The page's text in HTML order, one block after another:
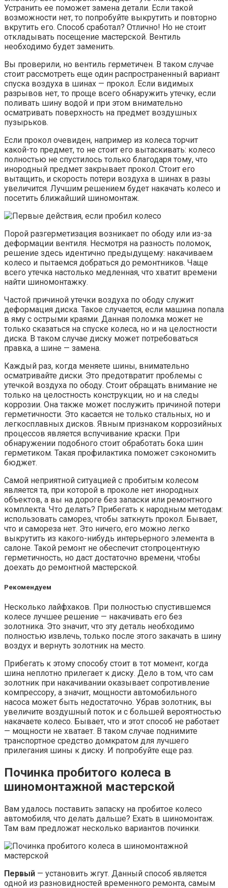
Устранить ее поможет замена детали. Если такой
возможности нет, то попробуйте выкрутить и повторно
вкрутить его. Способ сработал? Отлично! Но не стоит
откладывать посещение мастерской. Вентиль
необходимо будет заменить.
Вы проверили, но вентиль герметичен. В таком случае
стоит рассмотреть еще один распространенный вариант
спуска воздуха в шинах — прокол. Если видимых
разрывов нет, то проще всего обнаружить утечку, если
поливать шину водой и при этом внимательно
осматривать поверхность на предмет воздушных
пузырьков.
Если прокол очевиден, например из колеса торчит
какой-то предмет, то не стоит его вытаскивать: колесо
полностью не спустилось только благодаря тому, что
инородный предмет закрывает прокол. Стоит его
вытащить, и скорость потери воздуха в шинах в разы
увеличится. Лучшим решением будет накачать колесо и
посетить ближайший шиномонтаж.
Порой разгерметизация возникает по ободу или из-за
деформации вентиля. Несмотря на разность поломок,
решение здесь идентично предыдущему: накачиваем
колесо и пытаемся добраться до ремонтников. Чаще
всего утечка настолько медленная, что хватит времени
найти шиномонтажку.
Частой причиной утечки воздуха по ободу служит
деформация диска. Такое случается, если машина попала
в яму с острыми краями. Данная поломка может не
только сказаться на спуске колеса, но и на целостности
диска. В таком случае диску может потребоваться
правка, а шине — замена.
Каждый раз, когда меняете шины, внимательно
осматривайте диски. Это предотвратит проблемы с
утечкой воздуха по ободу. Стоит обращать внимание не
только на целостность конструкции, но и на следы
коррозии. Она также может послужить причиной потери
герметичности. Это касается не только стальных, но и
легкосплавных дисков. Явным признаком коррозийных
процессов является вспучивание краски. При
обнаружении подобного стоит обработать бока шин
герметиком. Такая профилактика поможет сэкономить
бюджет.
Самой неприятной ситуацией с пробитым колесом
является та, при которой в проколе нет инородных
объектов, а вы на дороге без запаски или ремонтного
комплекта. Что делать? Прибегать к народным методам:
использовать саморез, чтобы заткнуть прокол. Бывает,
что и самореза нет. Это ничего, его можно легко
выкрутить из какого-нибудь интерьерного элемента в
салоне. Такой ремонт не обеспечит стопроцентную
герметичность, но даст достаточно времени, чтобы
доехать до ремонтной мастерской.
Рекомендуем
Несколько лайфхаков. При полностью спустившемся
колесе лучшее решение — накачивать его без
золотника. Это значит, что эту деталь необходимо
полностью извлечь, только после этого закачать в шину
воздух и вернуть золотник на место.
Прибегать к этому способу стоит в тот момент, когда
шина неплотно прилегает к диску. Дело в том, что сам
золотник при накачивании оказывает сопротивление
компрессору, а значит, мощности автомобильного
насоса может быть недостаточно. Убрав золотник, вы
увеличите воздушный поток и с большей вероятностью
накачаете колесо. Бывает, что и этот способ не работает
— мощности не хватает. В таком случае поднимите
транспортное средство домкратом для лучшего
прилегания шины к диску. И попробуйте еще раз.
Починка пробитого колеса в
шиномонтажной мастерской
Вам удалось поставить запаску на пробитое колесо
автомобиля, что делать дальше? Ехать в шиномонтаж.
Там вам предложат несколько вариантов починки.
Первый — установить жгут. Данный способ является
одной из разновидностей временного ремонта, самым